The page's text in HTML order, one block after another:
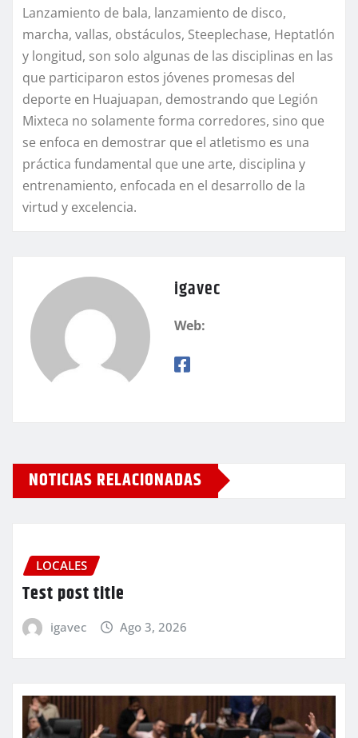
Lanzamiento de bala, lanzamiento de disco,
marcha, vallas, obstáculos, Steeplechase, Heptatlón
y longitud, son solo algunas de las disciplinas en las
que participaron estos jóvenes promesas del
deporte en Huajuapan, demostrando que Legión
Mixteca no solamente forma corredores, sino que
se enfoca en demostrar que el atletismo es una
práctica fundamental que une arte, disciplina y
entrenamiento, enfocada en el desarrollo de la
virtud y excelencia.
igavec
Web:
NOTICIAS RELACIONADAS
LOCALES
Test post title
igavec Ago 3, 2026